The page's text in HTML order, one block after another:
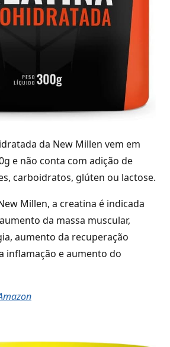
da New Millen vem em
e não conta com adição de
carboidratos, glúten ou lactose.
Millen, a creatina é indicada
da massa muscular,
aumento da recuperação
inflamação e aumento do